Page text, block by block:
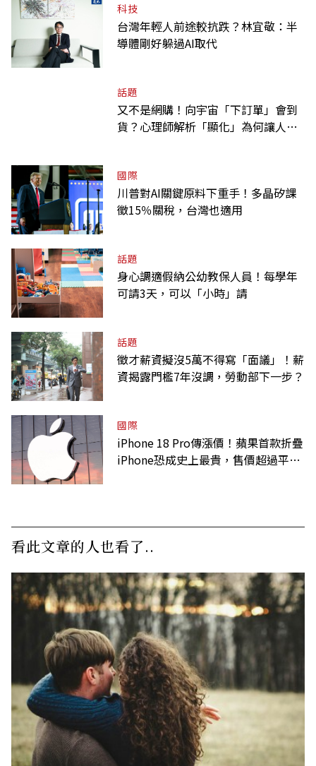
科技
台灣年輕人前途較抗跌？林宜敬：半
導體剛好躲過AI取代
話題
又不是網購！向宇宙「下訂單」會到
貨？心理師解析「顯化」為何讓人無
國際
川普對AI關鍵原料下重手！多晶矽課
徵15％關稅，台灣也適用
話題
身心調適假納公幼教保人員！每學年
可請3天，可以「小時」請
話題
徵才薪資擬沒5萬不得寫「面議」！薪
資揭露門檻7年沒調，勞動部下一步？
國際
iPhone 18 Pro傳漲價！蘋果首款折疊
iPhone恐成史上最貴，售價超過平均
看此文章的人也看了..